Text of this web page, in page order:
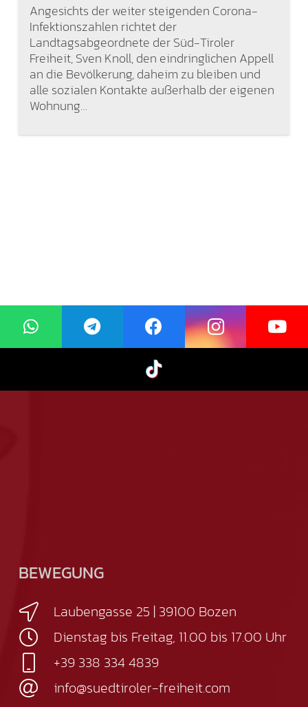
Angesichts der weiter steigenden Corona-
Infektionszahlen richtet der
Landtagsabgeordnete der Süd-Tiroler
Freiheit, Sven Knoll, den eindringlichen Appell
an die Bevölkerung, daheim zu bleiben und
alle sozialen Kontakte außerhalb der eigenen
Wohnung…
BEWEGUNG
Laubengasse 25 | 39100 Bozen
Dienstag bis Freitag, 11.00 bis 17.00 Uhr
+39 338 334 4839
info@suedtiroler-freiheit.com